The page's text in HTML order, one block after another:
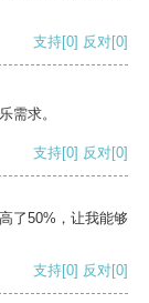
支持[0] 反对[0]
需求。
支持[0] 反对[0]
了50%，让我能够
支持[0] 反对[0]